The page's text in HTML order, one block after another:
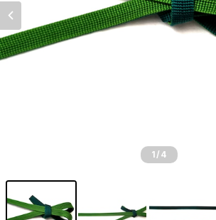
1 /4